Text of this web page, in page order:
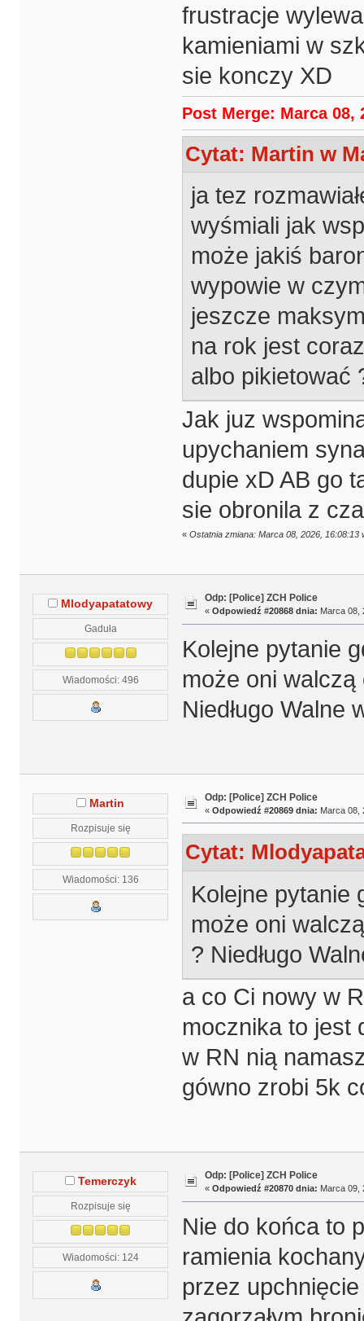
frustracje
kamieniami w
sie konczy XD
Post Merge: Marca 08,
Cytat: Martin w
ja tez
wyśmiali jak
może jakiś
wypowie w
jeszcze
na rok jest
albo pikietować
Jak juz
upychaniem
dupie xD AB go
sie obronila z
« Ostatnia zmiana: Marca 08, 2026, 16:08:13
Mlodyapatatowy
Gaduła
Wiadomości: 496
Odp: [Police] ZCH Police
« Odpowiedź #20868 dnia: Marca 08,
Kolejne pytanie
może oni
Niedługo Walne
Martin
Rozpisuje się
Wiadomości: 136
Odp: [Police] ZCH Police
« Odpowiedź #20869 dnia: Marca 08,
Cytat:
Kolejne pytanie
może oni
? Niedługo
a co Ci nowy w
mocznika to jest
w RN nią
gówno zrobi 5k
Temerczyk
Rozpisuje się
Wiadomości: 124
Odp: [Police] ZCH Police
« Odpowiedź #20870 dnia: Marca 09,
Nie do końca to
ramienia
przez